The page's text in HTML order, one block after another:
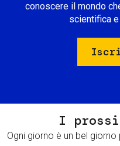
conoscere il mondo
scientifica e
I
Ogni giorno è un bel